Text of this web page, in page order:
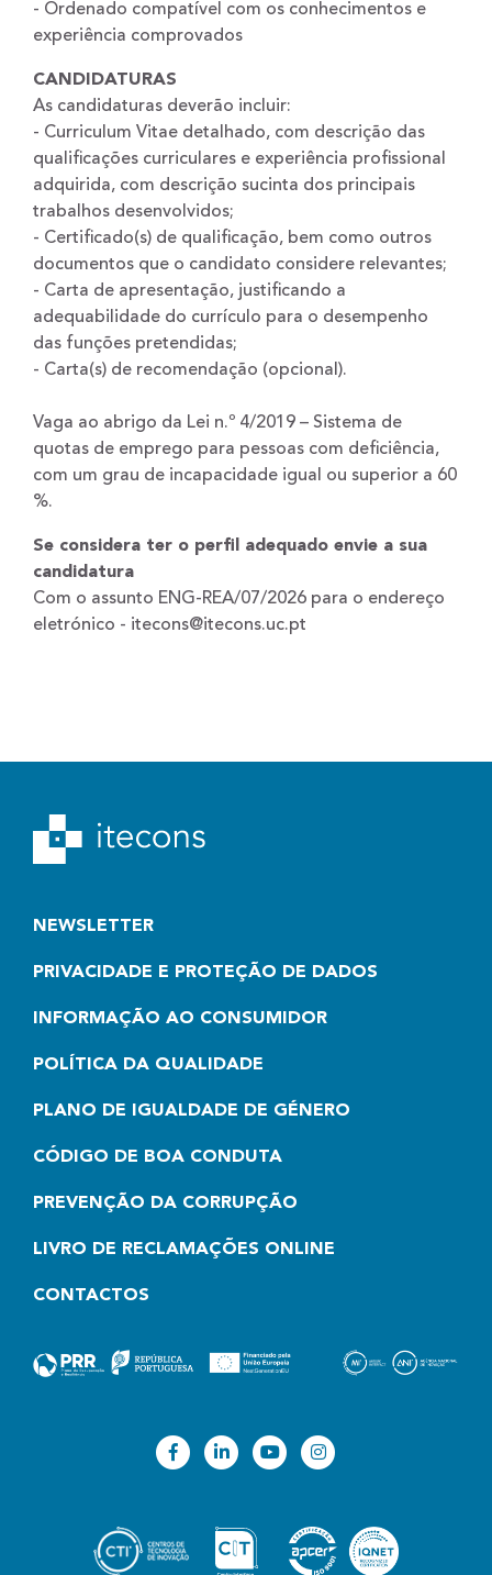
- Ordenado compatível com os conhecimentos e
experiência comprovados
CANDIDATURAS
As candidaturas deverão incluir:
- Curriculum Vitae detalhado, com descrição das
qualificações curriculares e experiência profissional
adquirida, com descrição sucinta dos principais
trabalhos desenvolvidos;
- Certificado(s) de qualificação, bem como outros
documentos que o candidato considere relevantes;
- Carta de apresentação, justificando a
adequabilidade do currículo para o desempenho
das funções pretendidas;
- Carta(s) de recomendação (opcional).
Vaga ao abrigo da Lei n.º 4/2019 – Sistema de
quotas de emprego para pessoas com deficiência,
com um grau de incapacidade igual ou superior a 60
%.
Se considera ter o perfil adequado envie a sua
candidatura
Com o assunto ENG-REA/07/2026 para o endereço
eletrónico - itecons@itecons.uc.pt
NEWSLETTER
PRIVACIDADE E PROTEÇÃO DE DADOS
INFORMAÇÃO AO CONSUMIDOR
POLÍTICA DA QUALIDADE
PLANO DE IGUALDADE DE GÉNERO
CÓDIGO DE BOA CONDUTA
PREVENÇÃO DA CORRUPÇÃO
LIVRO DE RECLAMAÇÕES ONLINE
CONTACTOS